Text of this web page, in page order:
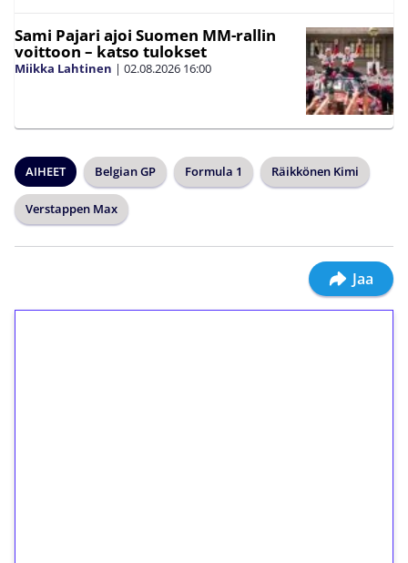
Sami Pajari ajoi Suomen MM-rallin
voittoon – katso tulokset
Miikka Lahtinen | 02.08.2026 16:00
AIHEET Belgian GP Formula 1 Räikkönen Kimi
Verstappen Max
Jaa